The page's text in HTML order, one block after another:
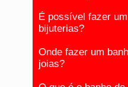
É possível fazer
bijuterias?
Onde fazer um
joias?